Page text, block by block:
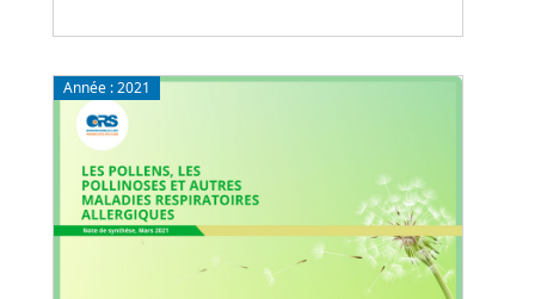
Année :2021